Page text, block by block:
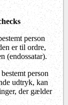
person
er til ordre,
(endossatar).
person
udtryk, kan
der gælder